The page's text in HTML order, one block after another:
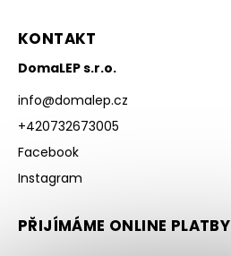
KONTAKT
DomaLEP s.r.o.
info@domalep.cz
+420732673005
Facebook
Instagram
PŘIJÍMÁME ONLINE PLATBY